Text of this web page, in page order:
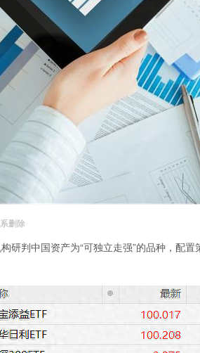
删除
判中国资产为“可独立走强”的品种，配置